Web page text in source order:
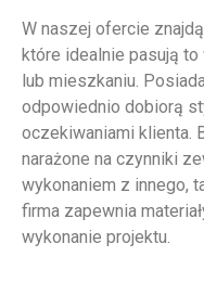
W naszej ofercie
które idealnie pasują
lub mieszkaniu.
odpowiednio dobiorą
oczekiwaniami klienta.
narażone na czynniki
wykonaniem z innego,
firma zapewnia
wykonanie projektu.